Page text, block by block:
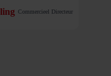
Commercieel Directeur